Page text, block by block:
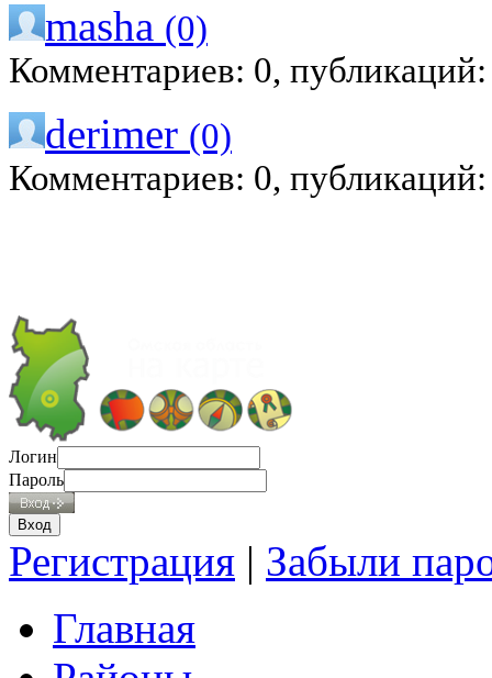
masha (0)
Комментариев: 0,
derimer (0)
Комментариев: 0,
Логин
Пароль
Регистрация | Забыли
Главная